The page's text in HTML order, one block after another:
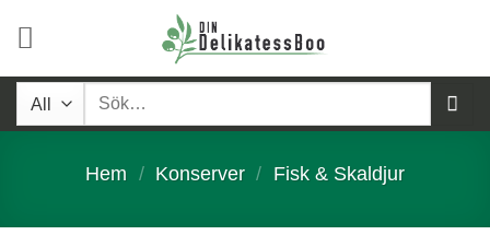
content
Sök
Hem / Konserver / Fisk & Skaldjur